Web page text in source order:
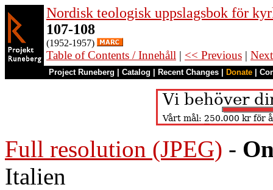
Nordisk teologisk uppslagsbok för
107-108
(1952-1957)
Table of Contents / Innehåll | << Previous |
Project Runeberg Catalog Recent Changes Donate
Full resolution (JPEG) -
Italien